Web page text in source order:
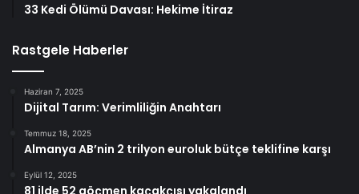
33 Kedi Ölümü Davası: Hekime İtiraz
Rastgele Haberler
Haziran 7, 2025
Dijital Tarım: Verimliliğin Anahtarı
Temmuz 18, 2025
Almanya AB’nin 2 trilyon euroluk bütçe teklifine karşı
Eylül 12, 2025
81 ilde 52 göçmen kaçakçısı yakalandı